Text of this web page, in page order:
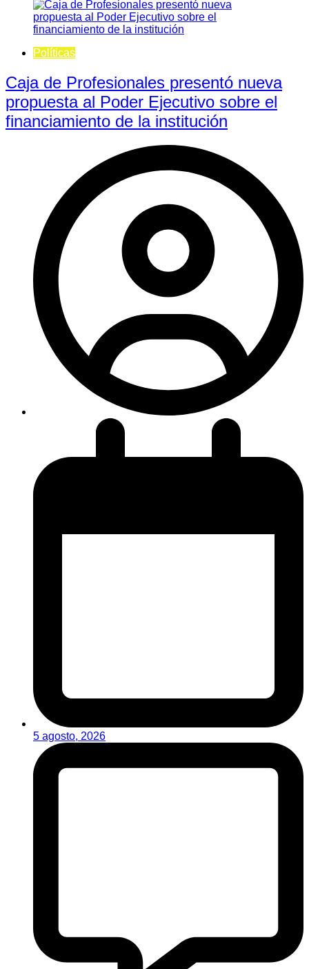
Políticas
Caja de Profesionales presentó nueva
propuesta al Poder Ejecutivo sobre el
financiamiento de la institución
5 agosto, 2026